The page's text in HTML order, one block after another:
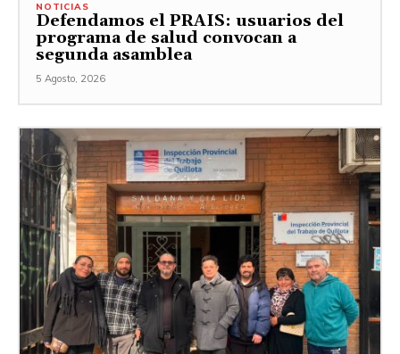
NOTICIAS
Defendamos el PRAIS: usuarios del
programa de salud convocan a
segunda asamblea
5 Agosto, 2026